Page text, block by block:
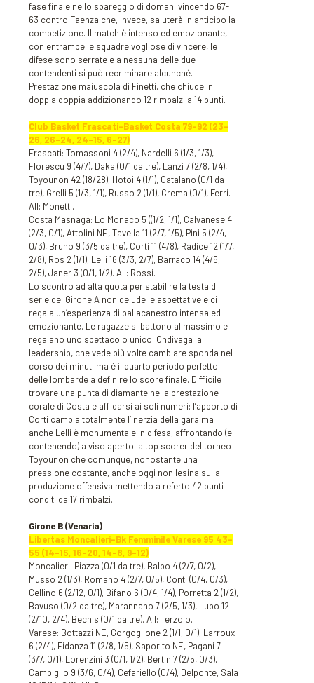
fase finale nello spareggio di domani vincendo 67-
63 contro Faenza che, invece, saluterà in anticipo la
competizione. Il match è intenso ed emozionante,
con entrambe le squadre vogliose di vincere, le
difese sono serrate e a nessuna delle due
contendenti si può recriminare alcunché.
Prestazione maiuscola di Finetti, che chiude in
doppia doppia addizionando 12 rimbalzi a 14 punti.
Club Basket Frascati-Basket Costa 79-92 (23-
26, 26-24, 24-15, 6-27)
Frascati: Tomassoni 4 (2/4), Nardelli 6 (1/3, 1/3),
Florescu 9 (4/7), Daka (0/1 da tre), Lanzi 7 (2/8, 1/4),
Toyounon 42 (18/28), Hotoi 4 (1/1), Catalano (0/1 da
tre), Grelli 5 (1/3, 1/1), Russo 2 (1/1), Crema (0/1), Ferri.
All: Monetti.
Costa Masnaga: Lo Monaco 5 ((1/2, 1/1), Calvanese 4
(2/3, 0/1), Attolini NE, Tavella 11 (2/7, 1/5), Pini 5 (2/4,
0/3), Bruno 9 (3/5 da tre), Corti 11 (4/8), Radice 12 (1/7,
2/8), Ros 2 (1/1), Lelli 16 (3/3, 2/7), Barraco 14 (4/5,
2/5), Janer 3 (0/1, 1/2). All: Rossi.
Lo scontro ad alta quota per stabilire la testa di
serie del Girone A non delude le aspettative e ci
regala un’esperienza di pallacanestro intensa ed
emozionante. Le ragazze si battono al massimo e
regalano uno spettacolo unico. Ondivaga la
leadership, che vede più volte cambiare sponda nel
corso dei minuti ma è il quarto periodo perfetto
delle lombarde a definire lo score finale. Difficile
trovare una punta di diamante nella prestazione
corale di Costa e affidarsi ai soli numeri: l’apporto di
Corti cambia totalmente l’inerzia della gara ma
anche Lelli è monumentale in difesa, affrontando (e
contenendo) a viso aperto la top scorer del torneo
Toyounon che comunque, nonostante una
pressione costante, anche oggi non lesina sulla
produzione offensiva mettendo a referto 42 punti
conditi da 17 rimbalzi.
Girone B (Venaria)
Libertas Moncalieri-Bk Femminile Varese 95 43-
55 (14-15, 16-20, 14-8, 9-12)
Moncalieri: Piazza (0/1 da tre), Balbo 4 (2/7, 0/2),
Musso 2 (1/3), Romano 4 (2/7, 0/5), Conti (0/4, 0/3),
Cellino 6 (2/12, 0/1), Bifano 6 (0/4, 1/4), Porretta 2 (1/2),
Bavuso (0/2 da tre), Marannano 7 (2/5, 1/3), Lupo 12
(2/10, 2/4), Bechis (0/1 da tre). All: Terzolo.
Varese: Bottazzi NE, Gorgoglione 2 (1/1, 0/1), Larroux
6 (2/4), Fidanza 11 (2/8, 1/5), Saporito NE, Pagani 7
(3/7, 0/1), Lorenzini 3 (0/1, 1/2), Bertin 7 (2/5, 0/3),
Campiglio 9 (3/6, 0/4), Cefariello (0/4), Delponte, Sala